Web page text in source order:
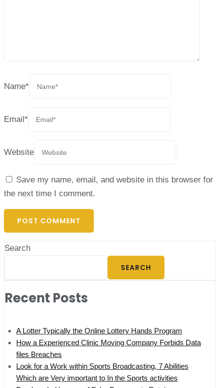
Name*
Email*
Website
Save my name, email, and website in this browser for
the next time I comment.
Search
SEARCH
Recent Posts
A Lotter Typically the Online Lottery Hands Program
How a Experienced Clinic Moving Company Forbids Data
files Breaches
Look for a Work within Sports Broadcasting, 7 Abilities
Which are Very important to In the Sports activities